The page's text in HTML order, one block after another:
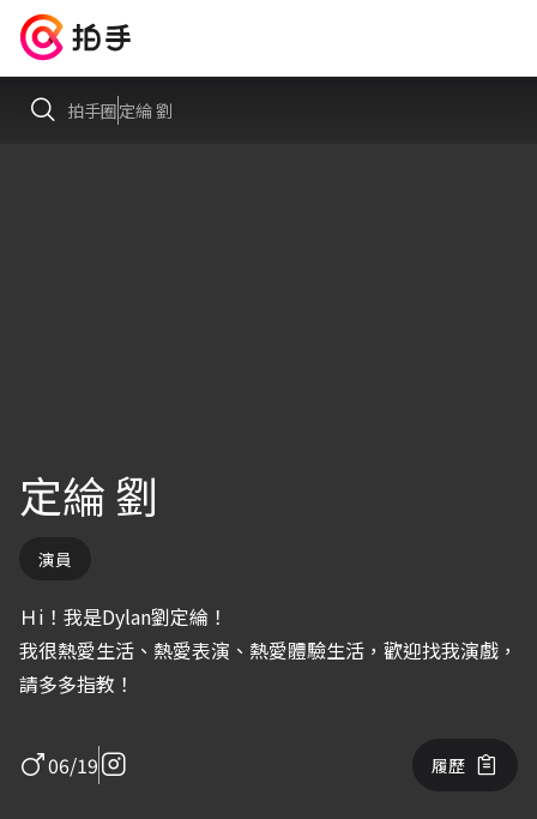
拍手圈定綸 劉
定綸 劉
演員
Ｈi！我是Dylan劉定綸！
我很熱愛生活、熱愛表演、熱愛體驗生活，歡迎找我演戲，
請多多指教！
06/19 履歷